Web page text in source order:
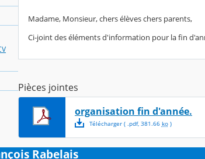
Madame, Monsieur, chers élèves chers parents,
Ci-joint des éléments d'information pour la fin
Pièces jointes
organisation fin d'année.
Télécharger( .pdf, 381.66 ko)
Rabelais